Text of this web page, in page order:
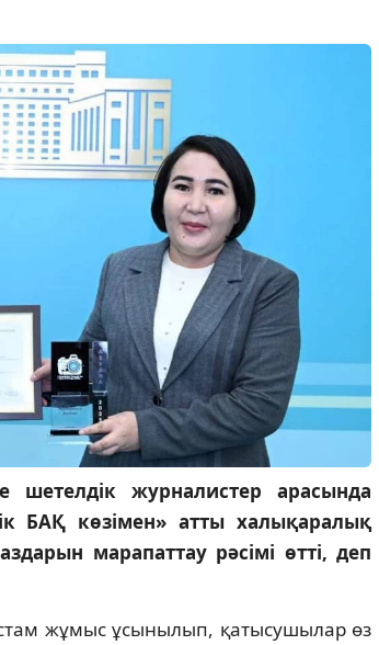
шетелдік журналистер арасында
БАҚ көзімен» атты халықаралық
марапаттау рәсімі өтті, деп
жұмыс ұсынылып, қатысушылар өз